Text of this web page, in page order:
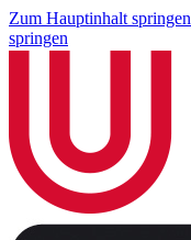
Zum Hauptinhalt springen
springen